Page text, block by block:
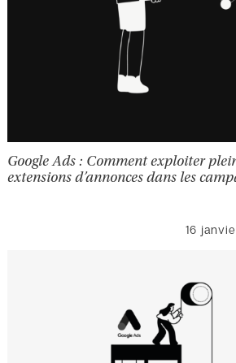
Google Ads : Comment exploiter
extensions d’annonces dans les